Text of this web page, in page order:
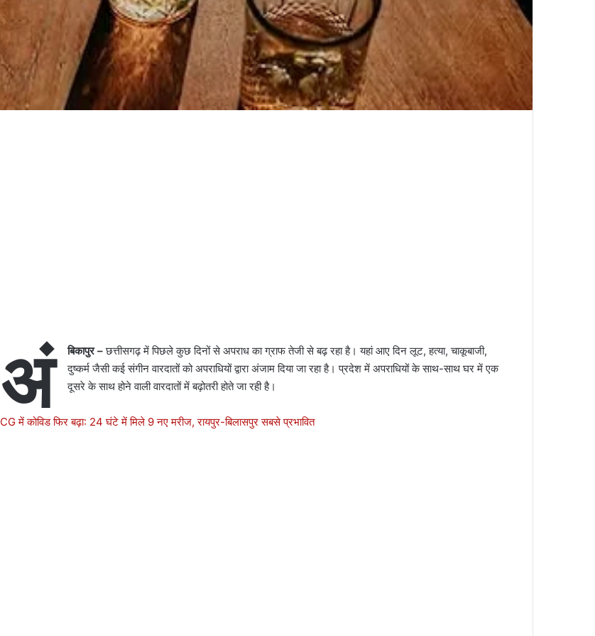
अं बिकापुर –छत्तीसगढ़ में पिछले कुछ दिनों से अपराध का ग्राफ तेजी से बढ़ रहा है। यहां आए दिन लूट, हत्या, चाकूबाजी,
दुष्कर्म जैसी कई संगीन वारदातों को अपराधियों द्वारा अंजाम दिया जा रहा है। प्रदेश में अपराधियों के साथ-साथ घर में एक
दूसरे के साथ होने वाली वारदातों में बढ़ोतरी होते जा रही है।
CG में कोविड फिर बढ़ा: 24 घंटे में मिले 9 नए मरीज, रायपुर-बिलासपुर सबसे प्रभावित